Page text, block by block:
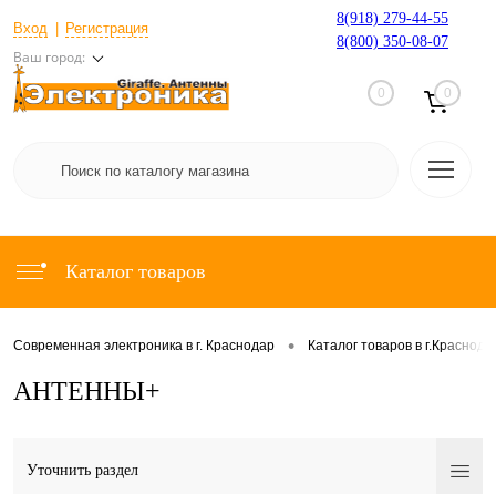
Вход Регистрация
Ваш город:
8(918) 279-44-55
8(800) 350-08-07
0 0
Каталог товаров
Современная электроника в г. Краснодар • Каталог товаров в
АНТЕННЫ+
Уточнить раздел